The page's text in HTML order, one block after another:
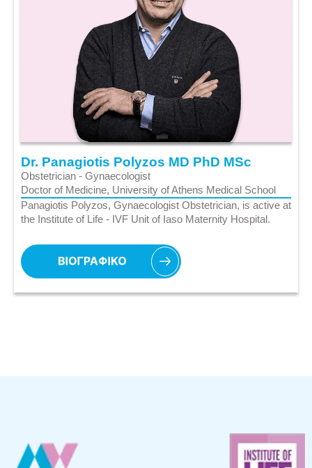
Dr. Panagiotis Polyzos MD PhD MSc
Obstetrician - Gynaecologist
Doctor of Medicine, University of Athens Medical School
Panagiotis Polyzos, Gynaecologist Obstetrician, is active at
the Institute of Life - IVF Unit of Iaso Maternity Hospital.